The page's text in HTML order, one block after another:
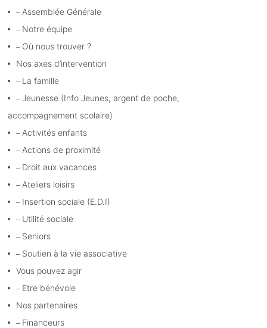
Assemblée Générale
Notre équipe
Où nous trouver ?
Nos axes d’intervention
La famille
Jeunesse (Info Jeunes, argent de poche,
accompagnement scolaire)
Activités enfants
Actions de proximité
Droit aux vacances
Ateliers loisirs
Insertion sociale (E.D.I)
Utilité sociale
Seniors
Soutien à la vie associative
Vous pouvez agir
Etre bénévole
Nos partenaires
Financeurs